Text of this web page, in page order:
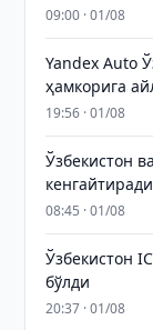
09:00 · 01/08
Yandex Auto
ҳамкорига
19:56 · 01/08
Ўзбекистон
кенгайтиради
08:45 · 01/08
Ўзбекистон
бўлди
20:37 · 01/08